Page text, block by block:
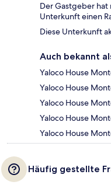
Der Gastgeber
Unterkunft einen
Diese Unterkunft
Auch bekannt
Yaloco House
Yaloco House
Yaloco House
Yaloco House
Yaloco House
Häufig gestellte